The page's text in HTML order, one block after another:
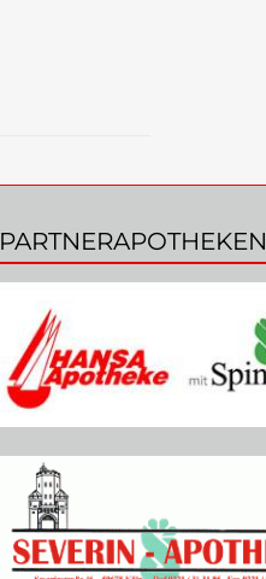
PARTNERAPOTHEKEN